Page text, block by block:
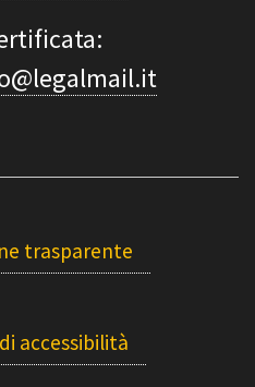
trasparente
accessibilità